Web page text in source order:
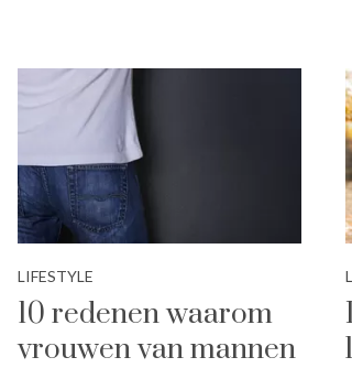
LIFESTYLE
10 redenen waarom
vrouwen van mannen